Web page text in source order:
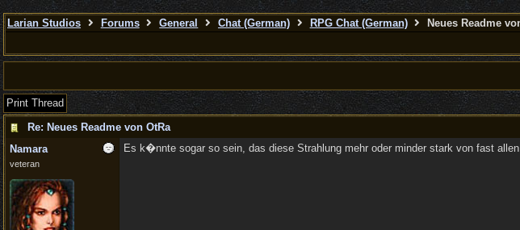
Larian Studios Forums General Chat (German) RPG Chat (German) Neues Readme
Print Thread
Re: Neues Readme von OtRa
Namara
veteran
Es k�nnte sogar so sein, das diese Strahlung mehr oder minder stark von fast